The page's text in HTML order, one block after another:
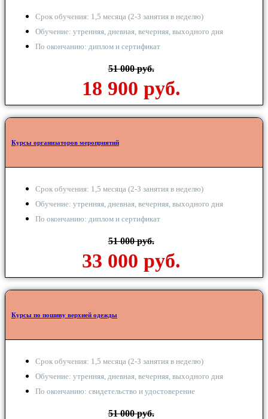
Срок обучения: 1,5 месяца (2-3 занятия в неделю)
Обучение: утренняя, дневная, вечерняя, выходного дня
По окончанию: диплом и сертификат
51 000 руб.
18 900 руб.
Курсы организаторов мероприятий
Срок обучения: 1,5 месяца (2-3 занятия в неделю)
Обучение: утренняя, дневная, вечерняя, выходного дня
По окончанию: диплом и сертификат
51 000 руб.
33 000 руб.
Курсы по пошиву верхней одежды
Срок обучения: 1,5 месяца (2-3 занятия в неделю)
Обучение: утренняя, дневная, вечерняя, выходного дня
По окончанию: свидетельство и удостоверение
51 000 руб.